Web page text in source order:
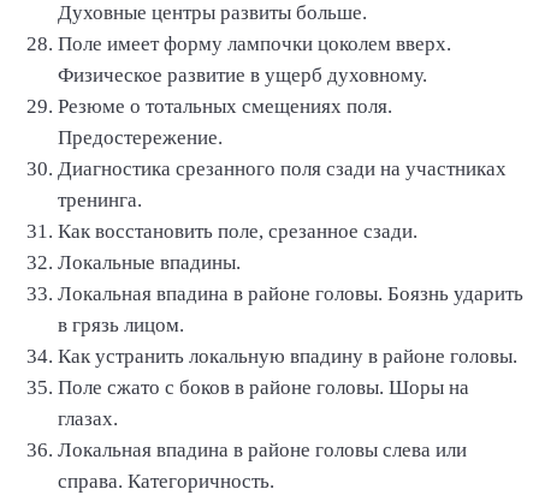
Духовные центры развиты больше.
Поле имеет форму лампочки цоколем вверх.
Физическое развитие в ущерб духовному.
Резюме о тотальных смещениях поля.
Предостережение.
Диагностика срезанного поля сзади на участниках
тренинга.
Как восстановить поле, срезанное сзади.
Локальные впадины.
Локальная впадина в районе головы. Боязнь ударить
в грязь лицом.
Как устранить локальную впадину в районе головы.
Поле сжато с боков в районе головы. Шоры на
глазах.
Локальная впадина в районе головы слева или
справа. Категоричность.